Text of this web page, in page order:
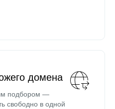
домена
подбором —
свободно в одной